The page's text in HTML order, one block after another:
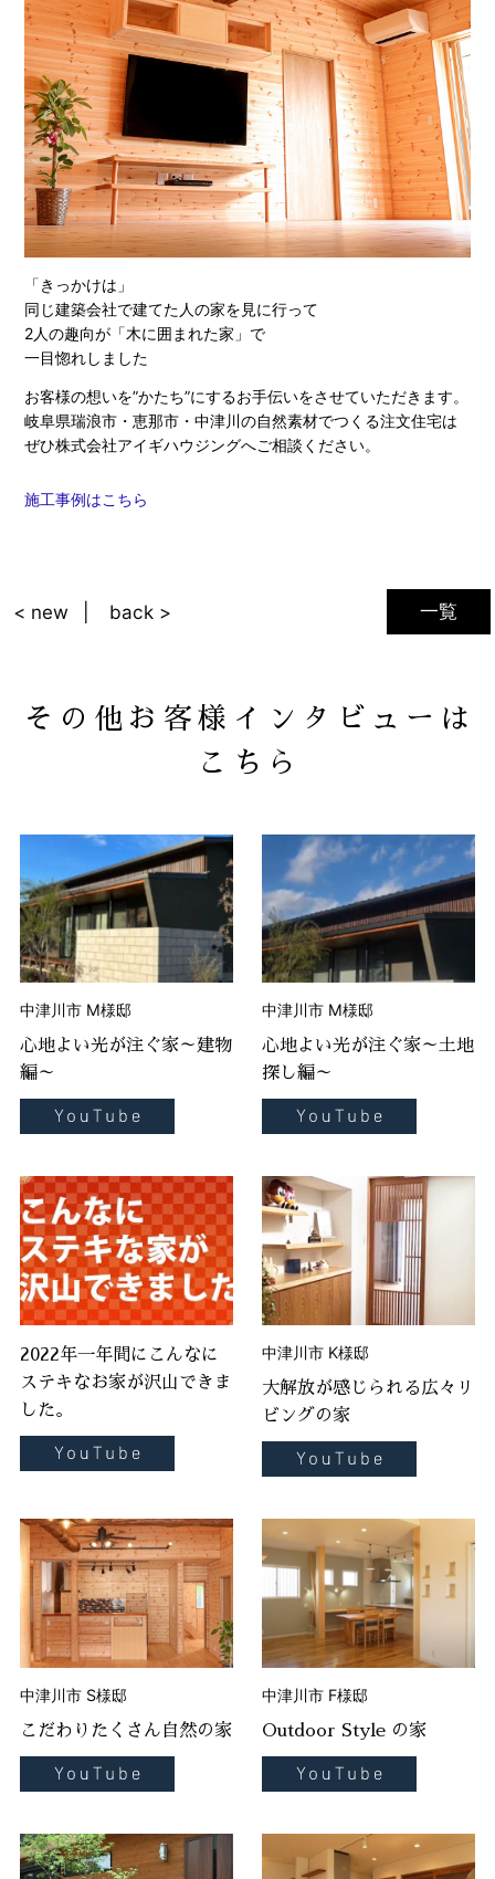
「きっかけは」
同じ建築会社で建てた人の家を見に行って
2人の趣向が「木に囲まれた家」で
一目惚れしました
お客様の想いを”かたち”にするお手伝いをさせていただきます。
岐阜県瑞浪市・恵那市・中津川の自然素材でつくる注文住宅は
ぜひ株式会社アイギハウジングへご相談ください。
施工事例はこちら
一覧
< new back >
その他お客様インタビューは
こちら
中津川市 M様邸
心地よい光が注ぐ家～建物
編～
中津川市 M様邸
心地よい光が注ぐ家～土地
探し編～
2022年一年間にこんなに
ステキなお家が沢山できま
した。
中津川市 K様邸
大解放が感じられる広々リ
ビングの家
中津川市 S様邸
こだわりたくさん自然の家
中津川市 F様邸
Outdoor Style の家